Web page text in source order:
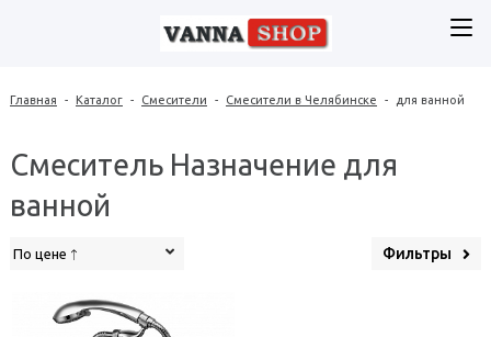
Главная - Каталог - Смесители - Смесители в Челябинске - для ванной
Смеситель Назначение для
ванной
По цене Фильтры